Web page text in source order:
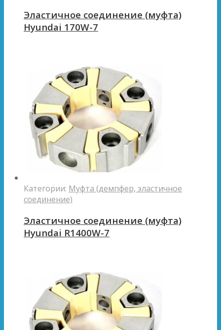
Эластичное соединение (муфта)
Hyundai 170W-7
Категории: Муфта (демпфер, эластичное
соединение)
Эластичное соединение (муфта)
Hyundai R1400W-7